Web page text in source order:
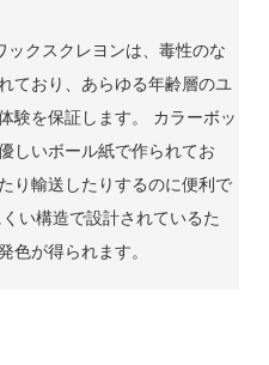
クスクレヨンは、毒性のな
ており、あらゆる年齢層のユ
験を保証します。 カラーボッ
しいボール紙で作られてお
り輸送したりするのに便利で
い構造で設計されているた
色が得られます。